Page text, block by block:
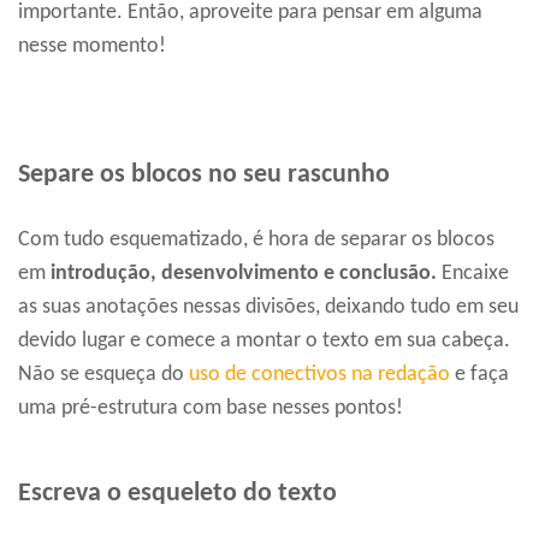
importante. Então, aproveite para pensar em alguma
nesse momento!
Separe os blocos no seu rascunho
Com tudo esquematizado, é hora de separar os blocos
em introdução, desenvolvimento e conclusão. Encaixe
as suas anotações nessas divisões, deixando tudo em seu
devido lugar e comece a montar o texto em sua cabeça.
Não se esqueça do uso de conectivos na redação e faça
uma pré-estrutura com base nesses pontos!
Escreva o esqueleto do texto